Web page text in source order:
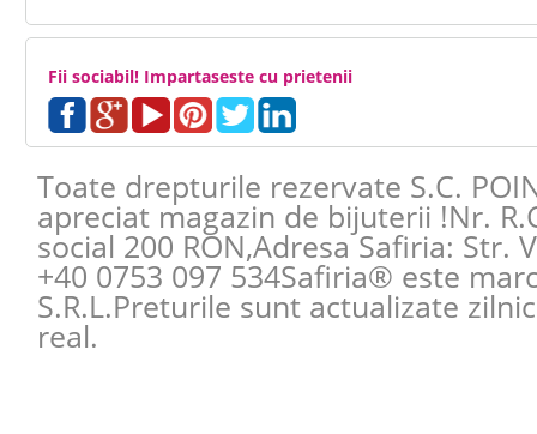
Fii sociabil! Impartaseste cu prietenii
Toate drepturile rezervate S.C.
apreciat magazin de bijuterii !Nr.
social 200 RON,Adresa Safiria: Str.
+40 0753 097 534Safiria® este
S.R.L.Preturile sunt actualizate
real.